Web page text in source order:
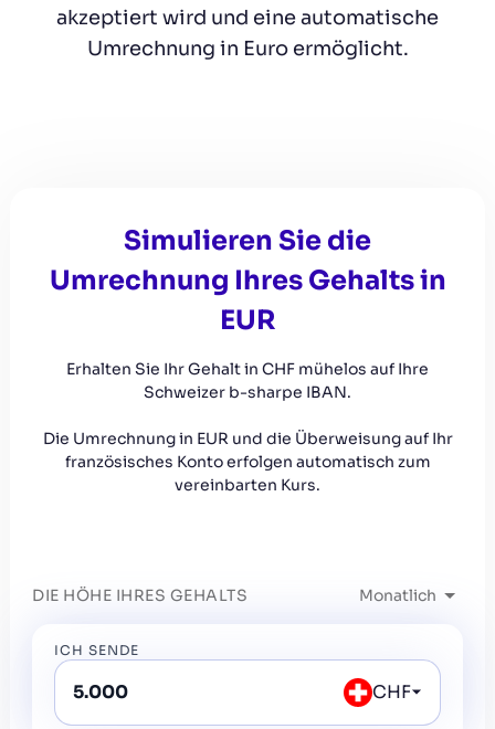
akzeptiert wird und eine automatische
Umrechnung in Euro ermöglicht.
Simulieren Sie die
Umrechnung Ihres Gehalts in
EUR
Erhalten Sie Ihr Gehalt in CHF mühelos auf Ihre
Schweizer b-sharpe IBAN.
Die Umrechnung in EUR und die Überweisung auf Ihr
französisches Konto erfolgen automatisch zum
vereinbarten Kurs.
DIE HÖHE IHRES GEHALTS
ICH SENDE
CHF